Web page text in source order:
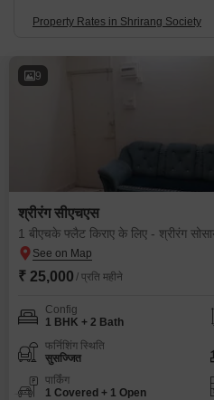
Property Rates in Shrirang Society
9
श्रीरंग सीएचएस
1 बीएचके फ्लैट किराए के लिए - श्रीरंग
₹ 25,000 / प्रति महीने
Config
1 BHK + 2 Bath
फर्निशिंग स्थिति
सुसज्जित
पार्किंग
1 Covered + 1 Open